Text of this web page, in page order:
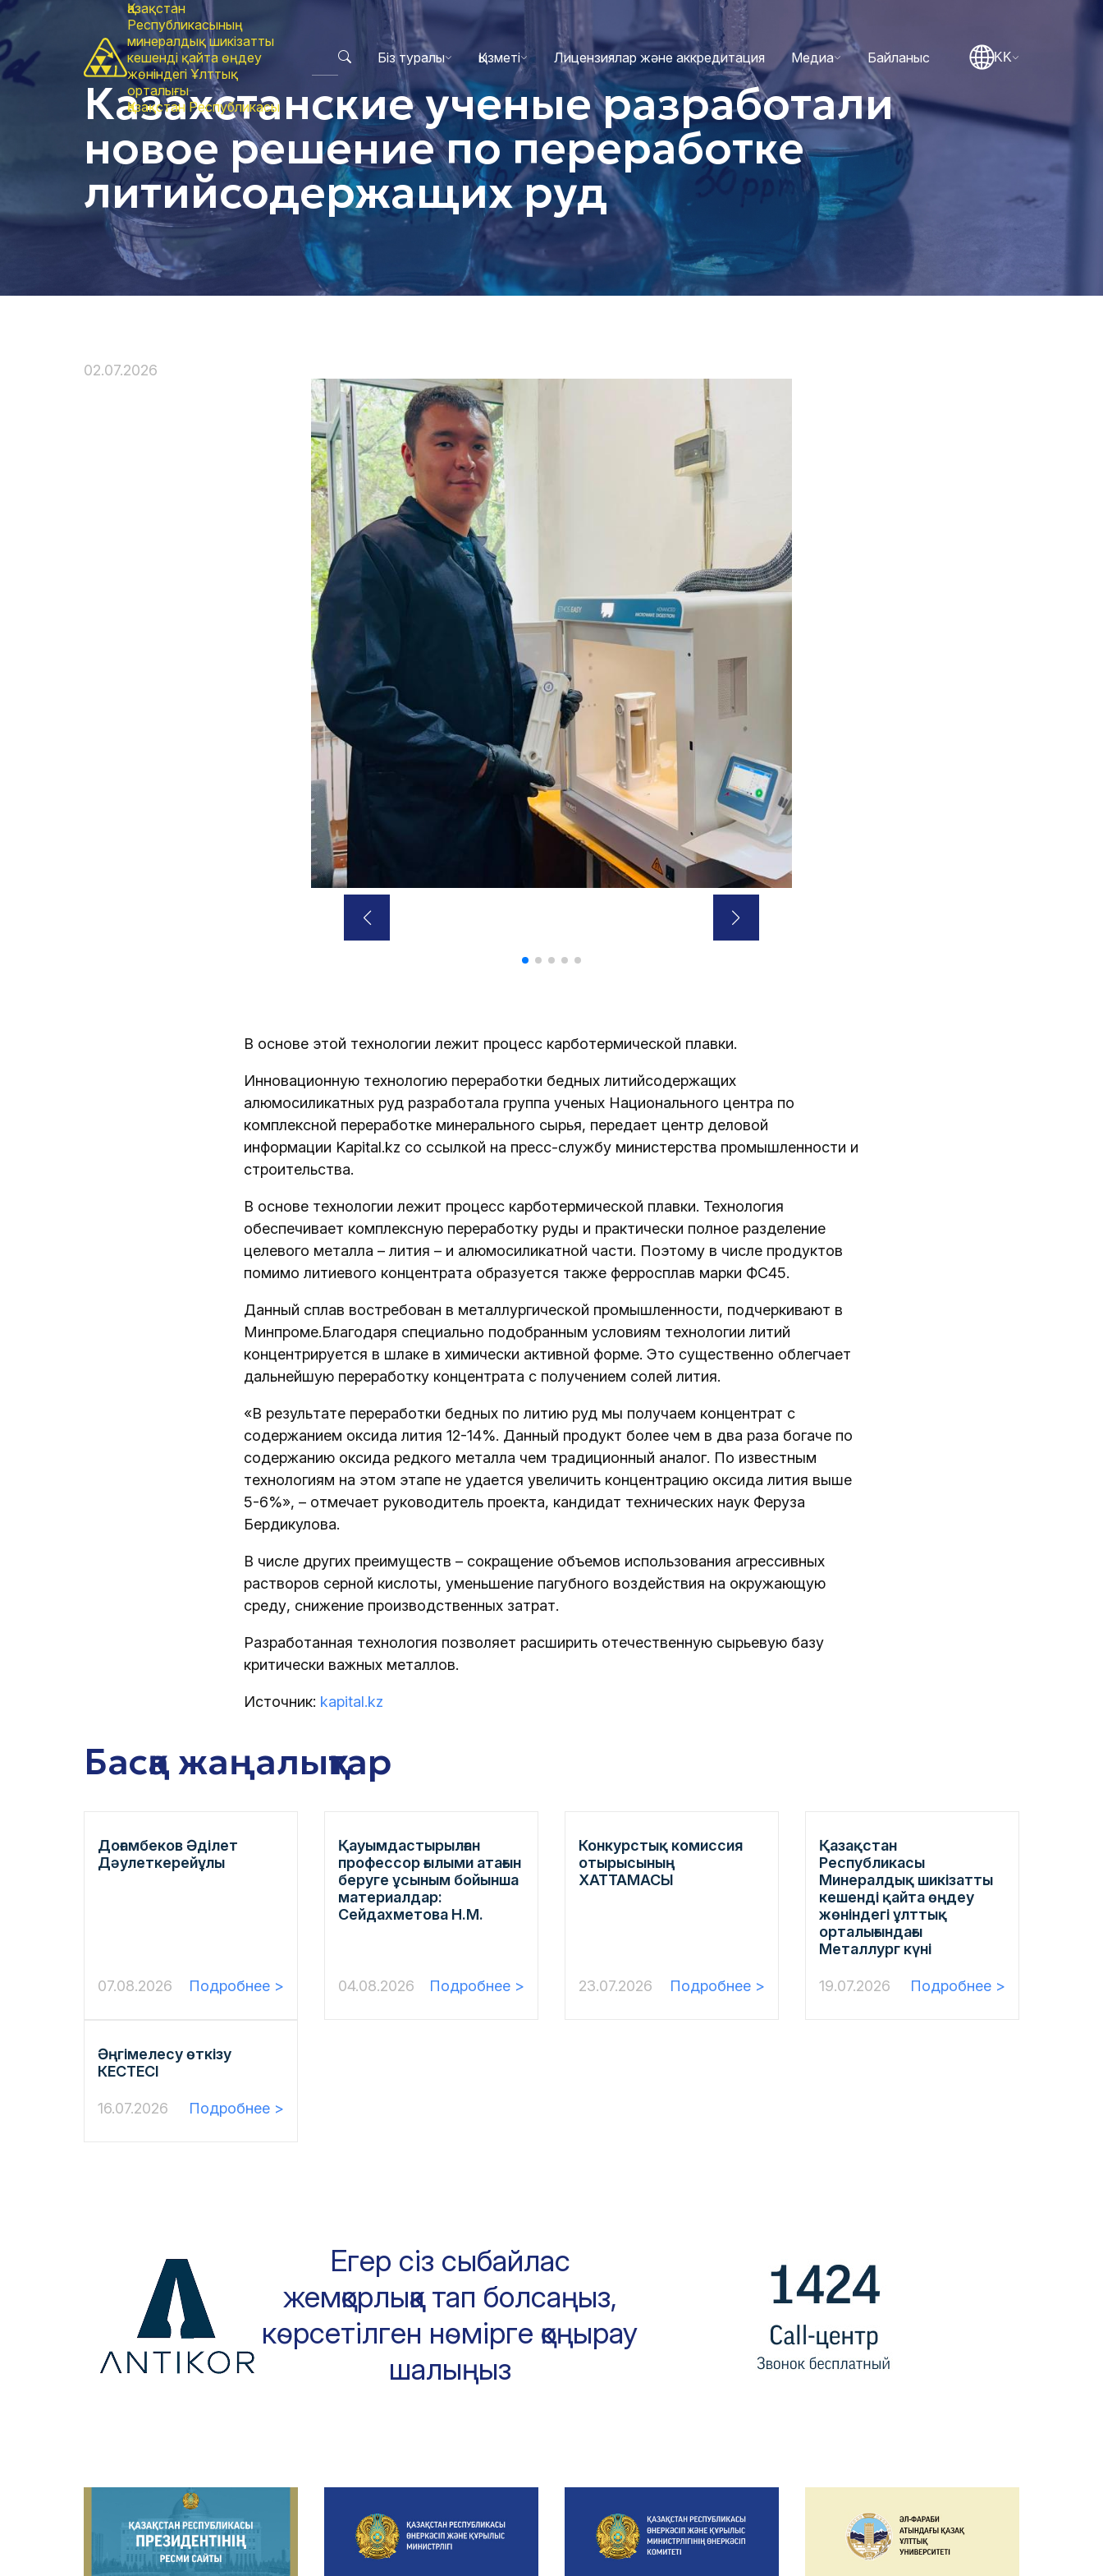
Қазақстан
Республикасының
минералдық шикізатты
кешенді қайта өңдеу
жөніндегі Ұлттық
орталығы
Қазақстан Республикасы
Біз туралы Қызметі Лицензиялар және аккредитация Медиа Байланыс KK
Казахстанские ученые разработали
новое решение по переработке
литийсодержащих руд
02.07.2026
В основе этой технологии лежит процесс карботермической плавки.
Инновационную технологию переработки бедных литийсодержащих
алюмосиликатных руд разработала группа ученых Национального центра по
комплексной переработке минерального сырья, передает центр деловой
информации Kapital.kz со ссылкой на пресс-службу министерства промышленности и
строительства.
В основе технологии лежит процесс карботермической плавки. Технология
обеспечивает комплексную переработку руды и практически полное разделение
целевого металла – лития – и алюмосиликатной части. Поэтому в числе продуктов
помимо литиевого концентрата образуется также ферросплав марки ФС45.
Данный сплав востребован в металлургической промышленности, подчеркивают в
Минпроме.Благодаря специально подобранным условиям технологии литий
концентрируется в шлаке в химически активной форме. Это существенно облегчает
дальнейшую переработку концентрата с получением солей лития.
«В результате переработки бедных по литию руд мы получаем концентрат с
содержанием оксида лития 12-14%. Данный продукт более чем в два раза богаче по
содержанию оксида редкого металла чем традиционный аналог. По известным
технологиям на этом этапе не удается увеличить концентрацию оксида лития выше
5-6%», – отмечает руководитель проекта, кандидат технических наук Феруза
Бердикулова.
В числе других преимуществ – сокращение объемов использования агрессивных
растворов серной кислоты, уменьшение пагубного воздействия на окружающую
среду, снижение производственных затрат.
Разработанная технология позволяет расширить отечественную сырьевую базу
критически важных металлов.
Источник: kapital.kz
Басқа жаңалықтар
Доғамбеков Əділет
Дəулеткерейұлы
07.08.2026 Подробнее >
Қауымдастырылған
профессор ғылыми атағын
беруге ұсыным бойынша
материалдар:
Сейдахметова Н.М.
04.08.2026 Подробнее >
Конкурстық комиссия
отырысының
ХАТТАМАСЫ
23.07.2026 Подробнее >
Қазақстан
Республикасы
Минералдық шикізатты
кешенді қайта өңдеу
жөніндегі ұлттық
орталығындағы
Металлург күні
19.07.2026 Подробнее >
Әңгімелесу өткізу
КЕСТЕСІ
16.07.2026 Подробнее >
Егер сіз сыбайлас
жемқорлыққа тап болсаңыз,
көрсетілген нөмірге қоңырау
шалыңыз